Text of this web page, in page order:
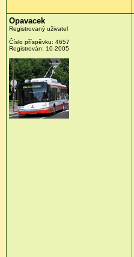
Opavacek
Registrovaný uživatel
Číslo příspěvku: 4657
Registrován: 10-2005